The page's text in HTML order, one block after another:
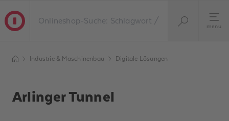
menu
Industrie & Maschinenbau Digitale Lösungen​
Arlinger Tunnel